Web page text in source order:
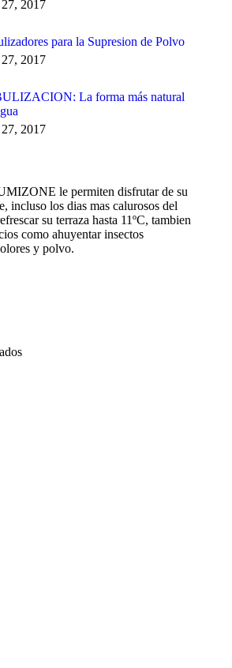
2017
para la Supresion de Polvo
2017
La forma más natural
2017
le permiten disfrutar de su
incluso los dias mas calurosos del
su terraza hasta 11ºC, tambien
como ahuyentar insectos
y polvo.